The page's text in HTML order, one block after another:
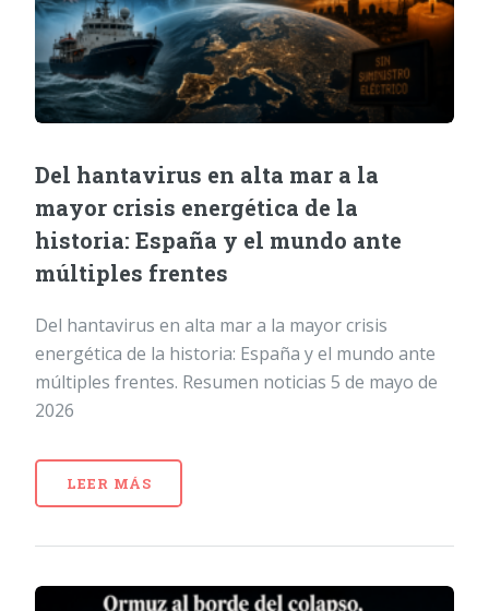
Del hantavirus en alta mar a la
mayor crisis energética de la
historia: España y el mundo ante
múltiples frentes
Del hantavirus en alta mar a la mayor crisis
energética de la historia: España y el mundo ante
múltiples frentes. Resumen noticias 5 de mayo de
2026
LEER MÁS